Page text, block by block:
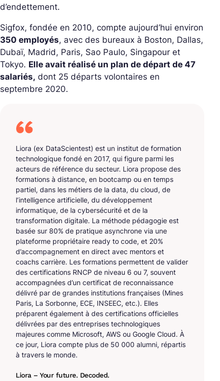
d’endettement.
Sigfox, fondée en 2010, compte aujourd’hui environ
350 employés, avec des bureaux à Boston, Dallas,
Dubaï, Madrid, Paris, Sao Paulo, Singapour et
Tokyo. Elle avait réalisé un plan de départ de 47
salariés, dont 25 départs volontaires en
septembre 2020.
Liora (ex DataScientest) est un institut de formation
technologique fondé en 2017, qui figure parmi les
acteurs de référence du secteur. Liora propose des
formations à distance, en bootcamp ou en temps
partiel, dans les métiers de la data, du cloud, de
l’intelligence artificielle, du développement
informatique, de la cybersécurité et de la
transformation digitale. La méthode pédagogie est
basée sur 80% de pratique asynchrone via une
plateforme propriétaire ready to code, et 20%
d’accompagnement en direct avec mentors et
coachs carrière. Les formations permettent de valider
des certifications RNCP de niveau 6 ou 7, souvent
accompagnées d’un certificat de reconnaissance
délivré par de grandes institutions françaises (Mines
Paris, La Sorbonne, ECE, INSEEC, etc.). Elles
préparent également à des certifications officielles
délivrées par des entreprises technologiques
majeures comme Microsoft, AWS ou Google Cloud. À
ce jour, Liora compte plus de 50 000 alumni, répartis
à travers le monde.
Liora – Your future. Decoded.